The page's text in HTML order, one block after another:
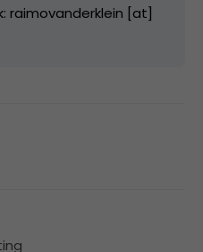
raimovanderklein [at]